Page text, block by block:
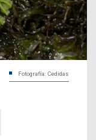
Fotografía: Cedidas